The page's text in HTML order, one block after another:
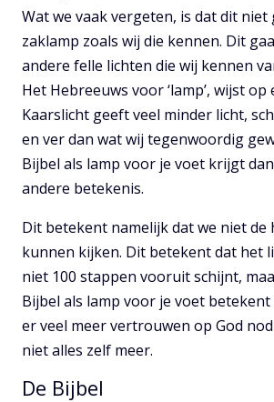
Wat we vaak vergeten, is dat dit niet
zaklamp zoals wij die kennen. Dit
andere felle lichten die wij kennen
Het Hebreeuws voor ‘lamp’, wijst op
Kaarslicht geeft veel minder licht,
en ver dan wat wij tegenwoordig
Bijbel als lamp voor je voet krijgt
andere betekenis.
Dit betekent namelijk dat we niet de
kunnen kijken. Dit betekent dat het
niet 100 stappen vooruit schijnt,
Bijbel als lamp voor je voet
er veel meer vertrouwen op God
niet alles zelf meer.
De Bijbel